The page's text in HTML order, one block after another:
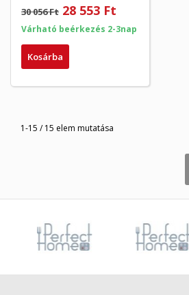
30 056 Ft 28 553 Ft
Várható beérkezés 2-3nap
Kosárba
1-15 / 15 elem mutatása